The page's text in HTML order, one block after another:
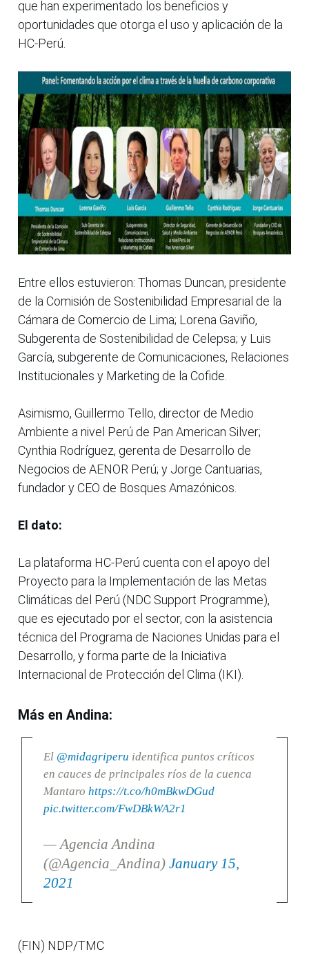
que han experimentado los beneficios y
oportunidades que otorga el uso y aplicación de la
HC-Perú.
Entre ellos estuvieron: Thomas Duncan, presidente
de la Comisión de Sostenibilidad Empresarial de la
Cámara de Comercio de Lima; Lorena Gaviño,
Subgerenta de Sostenibilidad de Celepsa; y Luis
García, subgerente de Comunicaciones, Relaciones
Institucionales y Marketing de la Cofide.
Asimismo, Guillermo Tello, director de Medio
Ambiente a nivel Perú de Pan American Silver;
Cynthia Rodríguez, gerenta de Desarrollo de
Negocios de AENOR Perú; y Jorge Cantuarias,
fundador y CEO de Bosques Amazónicos.
El dato:
La plataforma HC-Perú cuenta con el apoyo del
Proyecto para la Implementación de las Metas
Climáticas del Perú (NDC Support Programme),
que es ejecutado por el sector, con la asistencia
técnica del Programa de Naciones Unidas para el
Desarrollo, y forma parte de la Iniciativa
Internacional de Protección del Clima (IKI).
Más en Andina:
El @midagriperu identifica puntos críticos
en cauces de principales ríos de la cuenca
Mantaro https://t.co/h0mBkwDGud
pic.twitter.com/FwDBkWA2r1
— Agencia Andina
(@Agencia_Andina) January 15,
2021
(FIN) NDP/TMC